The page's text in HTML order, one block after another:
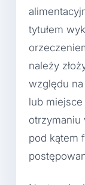
tytułem
należy
względu na
lub miejsce
otrzymaniu
pod kątem